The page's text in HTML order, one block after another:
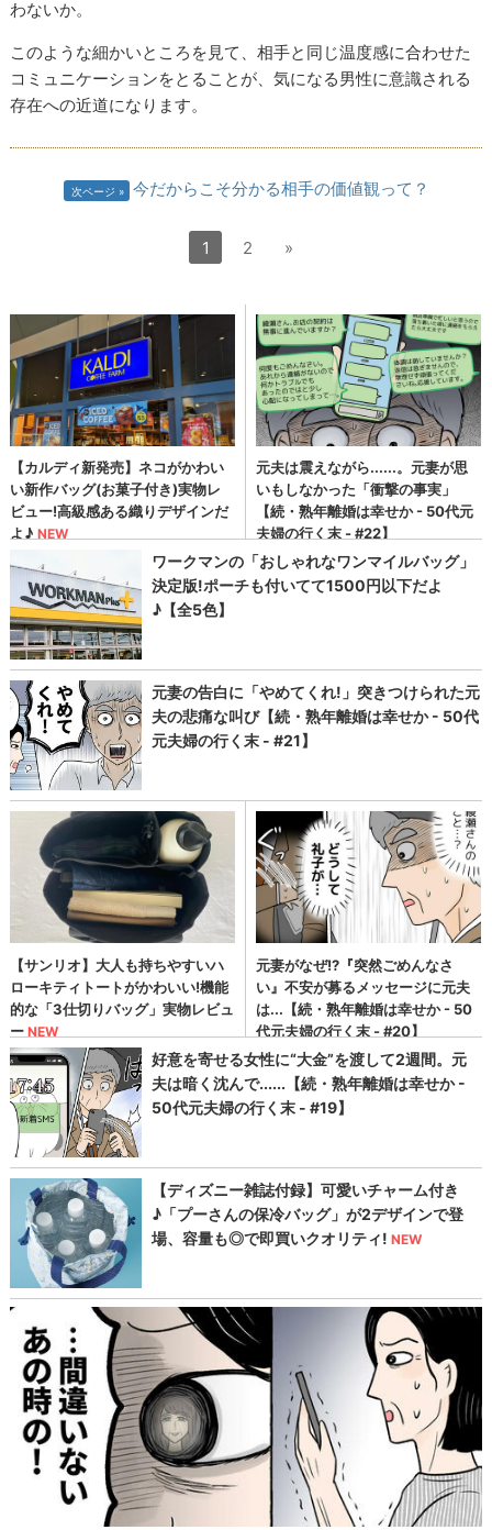
わないか。
このような細かいところを見て、相手と同じ温度感に合わせた
コミュニケーションをとることが、気になる男性に意識される
存在への近道になります。
次ページ 今だからこそ分かる相手の価値観って？
1 2 »